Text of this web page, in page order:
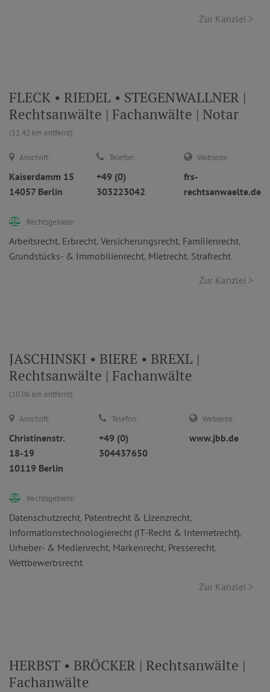
Zur Kanzlei >
FLECK • RIEDEL • STEGENWALLNER |
Rechtsanwälte | Fachanwälte | Notar
(12.42 km entfernt)
Anschrift:
Kaiserdamm 15
14057 Berlin
Telefon:
+49 (0)
303223042
Webseite:
frs-
rechtsanwaelte.de
Rechtsgebiete:
Arbeitsrecht, Erbrecht, Versicherungsrecht, Familienrecht,
Grundstücks- & Immobilienrecht, Mietrecht, Strafrecht
Zur Kanzlei >
JASCHINSKI • BIERE • BREXL |
Rechtsanwälte | Fachanwälte
(10.06 km entfernt)
Anschrift:
Christinenstr.
18-19
10119 Berlin
Telefon:
+49 (0)
304437650
Webseite:
www.jbb.de
Rechtsgebiete:
Datenschutzrecht, Patentrecht & Lizenzrecht,
Informationstechnologierecht (IT-Recht & Internetrecht),
Urheber- & Medienrecht, Markenrecht, Presserecht,
Wettbewerbsrecht
Zur Kanzlei >
HERBST • BRÖCKER | Rechtsanwälte |
Fachanwälte